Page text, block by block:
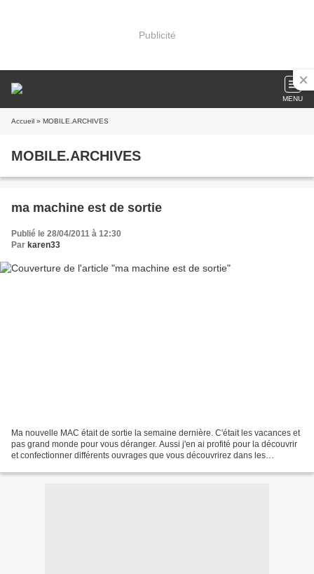
Publicité
MENU
Accueil » MOBILE.ARCHIVES
MOBILE.ARCHIVES
ma machine est de sortie
Publié le 28/04/2011 à 12:30
Par karen33
Ma nouvelle MAC était de sortie la semaine dernière. C'était les vacances et
pas grand monde pour vous déranger. Aussi j'en ai profité pour la découvrir
et confectionner différents ouvrages que vous découvrirez dans les